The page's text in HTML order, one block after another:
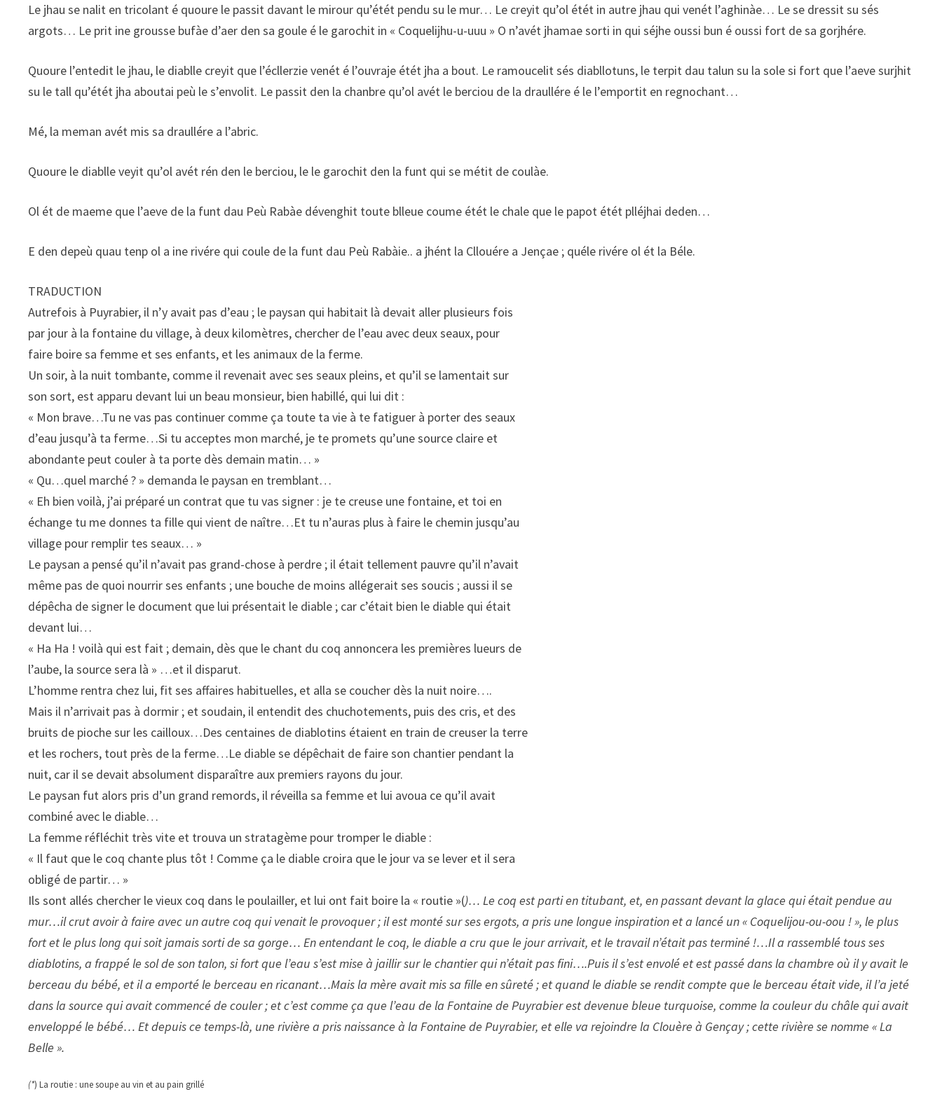
Le jhau se nalit en tricolant é quoure le passit davant le mirour qu’étét pendu su le mur… Le creyit qu’ol étét in autre jhau qui venét l’aghinàe… Le se dressit su sés
argots… Le prit ine grousse bufàe d’aer den sa goule é le garochit in « Coquelijhu-u-uuu » O n’avét jhamae sorti in qui séjhe oussi bun é oussi fort de sa gorjhére.
Quoure l’entedit le jhau, le diablle creyit que l’écllerzie venét é l’ouvraje étét jha a bout. Le ramoucelit sés diabllotuns, le terpit dau talun su la sole si fort que l’aeve surjhit
su le tall qu’étét jha aboutai peù le s’envolit. Le passit den la chanbre qu’ol avét le berciou de la draullére é le l’emportit en regnochant…
Mé, la meman avét mis sa draullére a l’abric.
Quoure le diablle veyit qu’ol avét rén den le berciou, le le garochit den la funt qui se métit de coulàe.
Ol ét de maeme que l’aeve de la funt dau Peù Rabàe dévenghit toute blleue coume étét le chale que le papot étét plléjhai deden…
E den depeù quau tenp ol a ine rivére qui coule de la funt dau Peù Rabàie.. a jhént la Cllouére a Jençae ; quéle rivére ol ét la Béle.
TRADUCTION
Autrefois à Puyrabier, il n’y avait pas d’eau ; le paysan qui habitait là devait aller plusieurs fois
par jour à la fontaine du village, à deux kilomètres, chercher de l’eau avec deux seaux, pour
faire boire sa femme et ses enfants, et les animaux de la ferme.
Un soir, à la nuit tombante, comme il revenait avec ses seaux pleins, et qu’il se lamentait sur
son sort, est apparu devant lui un beau monsieur, bien habillé, qui lui dit :
« Mon brave…Tu ne vas pas continuer comme ça toute ta vie à te fatiguer à porter des seaux
d’eau jusqu’à ta ferme…Si tu acceptes mon marché, je te promets qu’une source claire et
abondante peut couler à ta porte dès demain matin… »
« Qu…quel marché ? » demanda le paysan en tremblant…
« Eh bien voilà, j’ai préparé un contrat que tu vas signer : je te creuse une fontaine, et toi en
échange tu me donnes ta fille qui vient de naître…Et tu n’auras plus à faire le chemin jusqu’au
village pour remplir tes seaux… »
Le paysan a pensé qu’il n’avait pas grand-chose à perdre ; il était tellement pauvre qu’il n’avait
même pas de quoi nourrir ses enfants ; une bouche de moins allégerait ses soucis ; aussi il se
dépêcha de signer le document que lui présentait le diable ; car c’était bien le diable qui était
devant lui…
« Ha Ha ! voilà qui est fait ; demain, dès que le chant du coq annoncera les premières lueurs de
l’aube, la source sera là » …et il disparut.
L’homme rentra chez lui, fit ses affaires habituelles, et alla se coucher dès la nuit noire….
Mais il n’arrivait pas à dormir ; et soudain, il entendit des chuchotements, puis des cris, et des
bruits de pioche sur les cailloux…Des centaines de diablotins étaient en train de creuser la terre
et les rochers, tout près de la ferme…Le diable se dépêchait de faire son chantier pendant la
nuit, car il se devait absolument disparaître aux premiers rayons du jour.
Le paysan fut alors pris d’un grand remords, il réveilla sa femme et lui avoua ce qu’il avait
combiné avec le diable…
La femme réfléchit très vite et trouva un stratagème pour tromper le diable :
« Il faut que le coq chante plus tôt ! Comme ça le diable croira que le jour va se lever et il sera
obligé de partir… »
Ils sont allés chercher le vieux coq dans le poulailler, et lui ont fait boire la « routie »()… Le coq est parti en titubant, et, en passant devant la glace qui était pendue au
mur…il crut avoir à faire avec un autre coq qui venait le provoquer ; il est monté sur ses ergots, a pris une longue inspiration et a lancé un « Coquelijou-ou-oou ! », le plus
fort et le plus long qui soit jamais sorti de sa gorge… En entendant le coq, le diable a cru que le jour arrivait, et le travail n’était pas terminé !…Il a rassemblé tous ses
diablotins, a frappé le sol de son talon, si fort que l’eau s’est mise à jaillir sur le chantier qui n’était pas fini….Puis il s’est envolé et est passé dans la chambre où il y avait le
berceau du bébé, et il a emporté le berceau en ricanant…Mais la mère avait mis sa fille en sûreté ; et quand le diable se rendit compte que le berceau était vide, il l’a jeté
dans la source qui avait commencé de couler ; et c’est comme ça que l’eau de la Fontaine de Puyrabier est devenue bleue turquoise, comme la couleur du châle qui avait
enveloppé le bébé… Et depuis ce temps-là, une rivière a pris naissance à la Fontaine de Puyrabier, et elle va rejoindre la Clouère à Gençay ; cette rivière se nomme « La
Belle ».
(*) La routie : une soupe au vin et au pain grillé